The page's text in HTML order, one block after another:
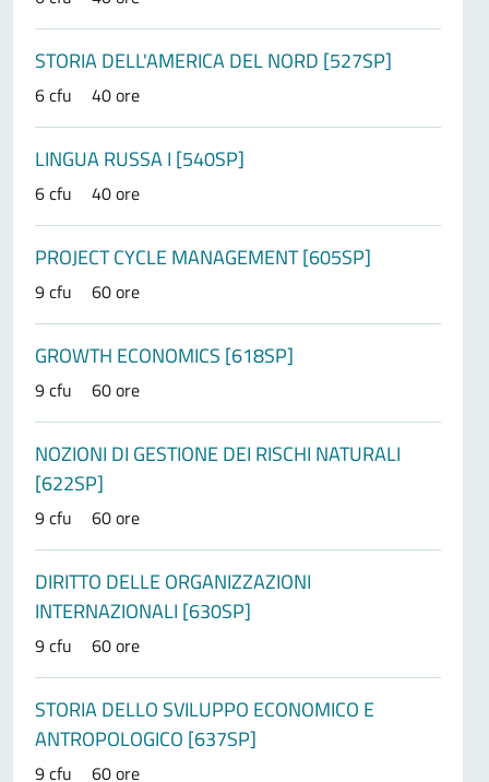
STORIA DELL'AMERICA DEL NORD [527SP]
6 cfu 40 ore
LINGUA RUSSA I [540SP]
6 cfu 40 ore
PROJECT CYCLE MANAGEMENT [605SP]
9 cfu 60 ore
GROWTH ECONOMICS [618SP]
9 cfu 60 ore
NOZIONI DI GESTIONE DEI RISCHI NATURALI
[622SP]
9 cfu 60 ore
DIRITTO DELLE ORGANIZZAZIONI
INTERNAZIONALI [630SP]
9 cfu 60 ore
STORIA DELLO SVILUPPO ECONOMICO E
ANTROPOLOGICO [637SP]
9 cfu 60 ore